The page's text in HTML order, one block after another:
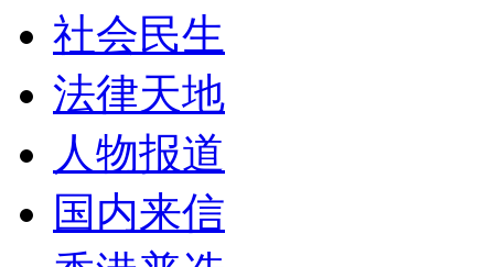
社会民生
法律天地
人物报道
国内来信